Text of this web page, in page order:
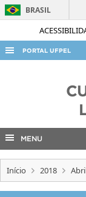
BRASIL
PORTAL UFPEL
ACESSO À
INTERNACIONAL
MENU
Início 2018